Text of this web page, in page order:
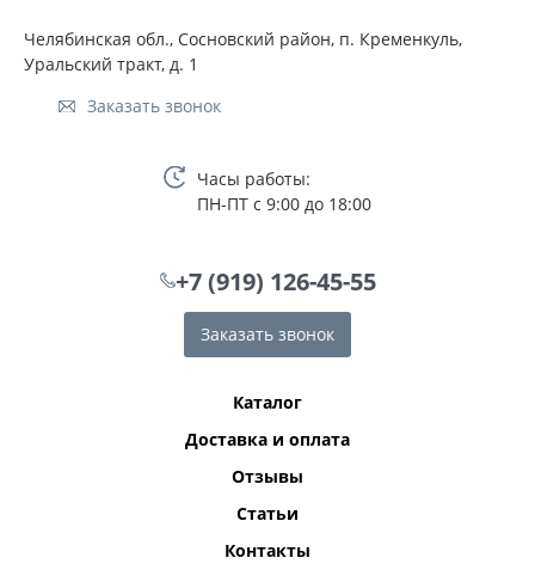
Челябинская обл., Сосновский район, п. Кременкуль,
Уральский тракт, д. 1
Заказать звонок
Часы работы:
ПН-ПТ с 9:00 до 18:00
+7 (919) 126-45-55
Заказать звонок
Каталог
Доставка и оплата
Отзывы
Статьи
Контакты